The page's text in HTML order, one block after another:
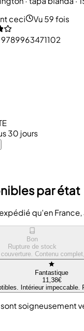
ceci
Vu 59 fois
9789963471102
30 jours
par état
qu'en
Bon
Rupture de stock
Contenu
Fantastique
11,38€
Intérieur impeccable.
soigneusement